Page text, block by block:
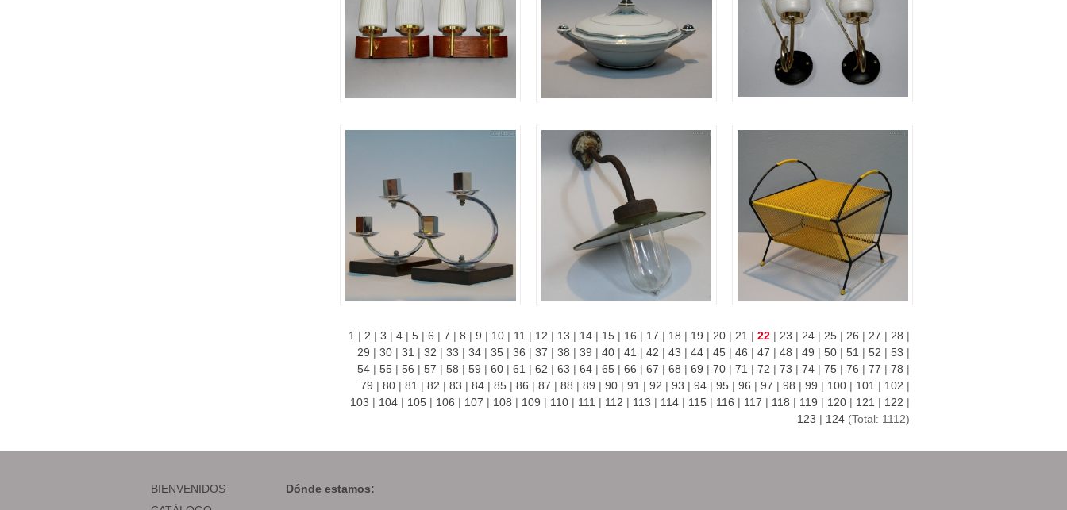
1 | 2 | 3 | 4 | 5 | 6 | 7 | 8 | 9 | 10 | 11 | 12 | 13 | 14 | 15 | 16 | 17 | 18 | 19 | 20 | 21 | 22 | 23 | 24 | 25 | 26 | 27 | 28 |
29 | 30 | 31 | 32 | 33 | 34 | 35 | 36 | 37 | 38 | 39 | 40 | 41 | 42 | 43 | 44 | 45 | 46 | 47 | 48 | 49 | 50 | 51 | 52 | 53 |
54 | 55 | 56 | 57 | 58 | 59 | 60 | 61 | 62 | 63 | 64 | 65 | 66 | 67 | 68 | 69 | 70 | 71 | 72 | 73 | 74 | 75 | 76 | 77 | 78 |
79 | 80 | 81 | 82 | 83 | 84 | 85 | 86 | 87 | 88 | 89 | 90 | 91 | 92 | 93 | 94 | 95 | 96 | 97 | 98 | 99 | 100 | 101 | 102 |
103 | 104 | 105 | 106 | 107 | 108 | 109 | 110 | 111 | 112 | 113 | 114 | 115 | 116 | 117 | 118 | 119 | 120 | 121 | 122 |
123 | 124 (Total: 1112)
BIENVENIDOS
Dónde estamos: